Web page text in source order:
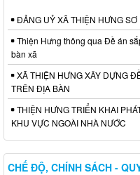
ĐẢNG UỶ XÃ THIỆN HƯNG
Thiện Hưng thông qua Đề án
bàn xã
XÃ THIỆN HƯNG XÂY DỰNG
TRÊN ĐỊA BÀN
THIỆN HƯNG TRIỂN KHAI
KHU VỰC NGOÀI NHÀ NƯỚC
CHẾ ĐỘ, CHÍNH SÁCH -